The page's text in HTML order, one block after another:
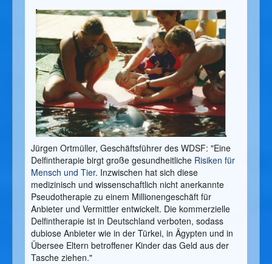
Jürgen Ortmüller, Geschäftsführer des WDSF: "Eine
Delfintherapie birgt große gesundheitliche Risiken für
Mensch und Tier. Inzwischen hat sich diese
medizinisch und wissenschaftlich nicht anerkannte
Pseudotherapie zu einem Millionengeschäft für
Anbieter und Vermittler entwickelt. Die kommerzielle
Delfintherapie ist in Deutschland verboten, sodass
dubiose Anbieter wie in der Türkei, in Ägypten und in
Übersee Eltern betroffener Kinder das Geld aus der
Tasche ziehen."